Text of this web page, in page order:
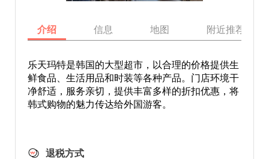
介绍 信息 地图 附近推荐景点
乐天玛特是韩国的大型超市，以合理的价格提供生
鲜食品、生活用品和时装等各种产品。门店环境干
净舒适，服务亲切，提供丰富多样的折扣优惠，将
韩式购物的魅力传达给外国游客。
退税方式